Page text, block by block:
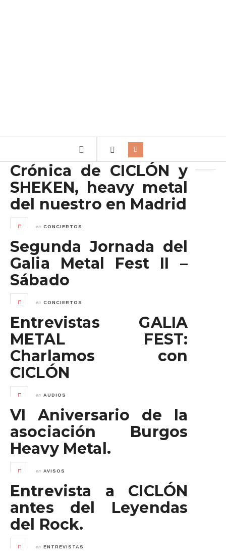
Crónica de CICLÓN y
SHEKEN, heavy metal
del nuestro en Madrid
en CONCIERTOS
Segunda Jornada del
Galia Metal Fest II –
Sábado
en CONCIERTOS
Entrevistas GALIA
METAL FEST:
Charlamos con
CICLÓN
en AUDIOS
VI Aniversario de la
asociación Burgos
Heavy Metal.
en AVISOS
Entrevista a CICLÓN
antes del Leyendas
del Rock.
en ENTREVISTAS